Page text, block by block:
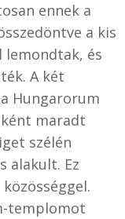
ennek a
a kis
és
A két
Hungarorum
maradt
szélén
alakult. Ez
templomot